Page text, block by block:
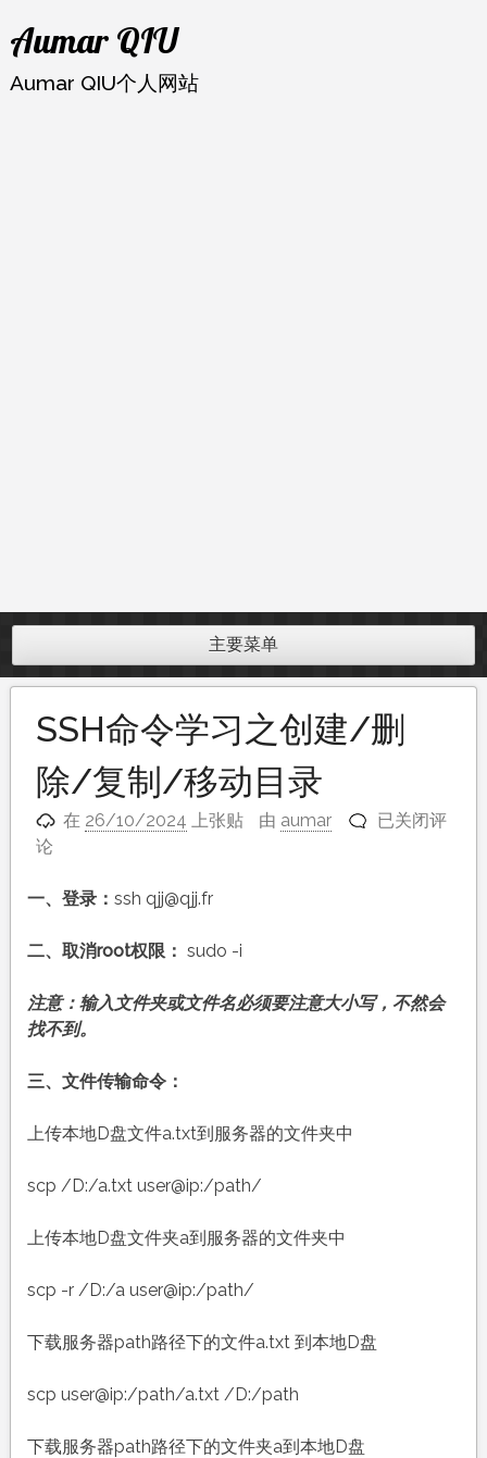
至
内
Aumar QIU
Aumar QIU个人网站
主要菜单
SSH命令学习之创建/删
除/复制/移动目录
在 26/10/2024 上张贴 由 aumar
SSH
建/
已关闭评
论
一、登录： ssh qjj@qjj.fr
二、取消root权限： sudo -i
注意：输入文件夹或文件名必须要注意大小写，不然会
找不到。
三、文件传输命令：
上传本地D盘文件a.txt到服务器的文件夹中
scp /D:/a.txt user@ip:/path/
上传本地D盘文件夹a到服务器的文件夹中
scp -r /D:/a user@ip:/path/
下载服务器path路径下的文件a.txt 到本地D盘
scp user@ip:/path/a.txt /D:/path
下载服务器path路径下的文件夹a到本地D盘